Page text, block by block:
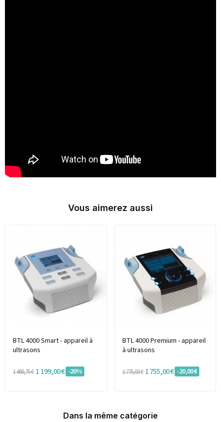
Vous aimerez aussi
BTL 4000 Smart - appareil à
ultrasons
1 498,75 € 1 199,00 € -20%
BTL 4000 Premium - appareil
à ultrasons
1 775,00 € 1 755,00 € -20,00 €
Dans la même catégorie